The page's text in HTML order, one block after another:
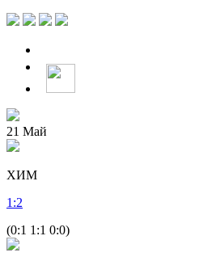
21 Май
ХИМ
1 :2
(0:1 1:1 0:0)